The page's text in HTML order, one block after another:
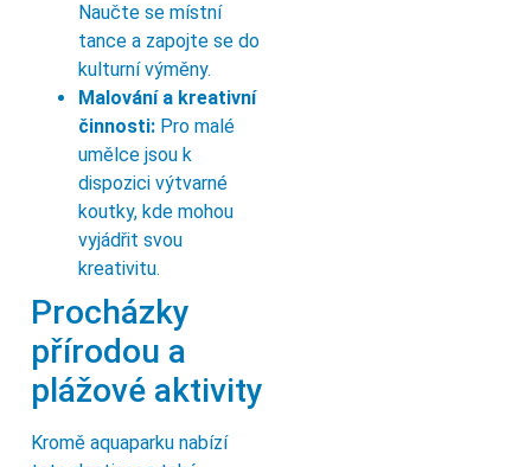
Naučte se místní
tance a zapojte se do
kulturní výměny.
Malování a kreativní
činnosti: Pro malé
umělce jsou k
dispozici výtvarné
koutky, kde mohou
vyjádřit svou
kreativitu.
Procházky
přírodou a
plážové aktivity
Kromě aquaparku nabízí